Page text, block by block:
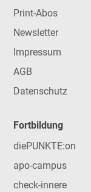
Print-Abos
Newsletter
Impressum
AGB
Datenschutz
Fortbildung
diePUNKTE:on
apo-campus
check-innere